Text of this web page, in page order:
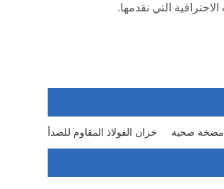
التي نقدمها.
خزان الفولاذ المقاوم للصدأ مضخة صحية